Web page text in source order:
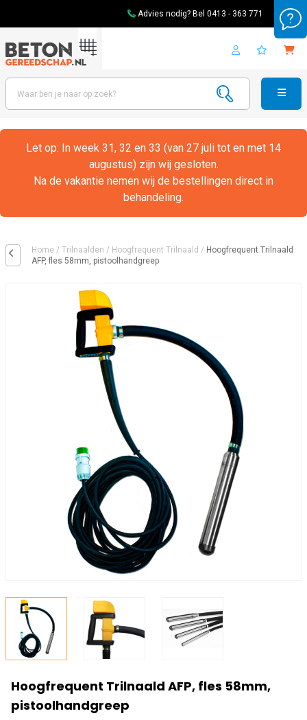
Advies nodig? Bel 0413 - 363 771
Let op: In week 31, 32 en 33 (van 27 juli tot en met 14
augustus) zijn wij gesloten.
Na de vakantie nemen wij de bestellingen direct in
behandeling.
Home / Trilnaalden / Hoogfrequent Trilnaald / Hoogfrequent Trilnaald
AFP, fles 58mm, pistoolhandgreep
Hoogfrequent Trilnaald AFP, fles 58mm,
pistoolhandgreep